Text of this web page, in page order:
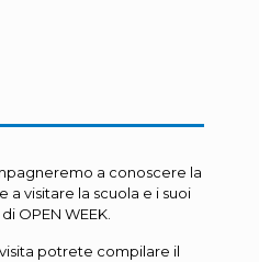
a conoscere la
a visitare la scuola e i suoi
OPEN WEEK.
potrete compilare il